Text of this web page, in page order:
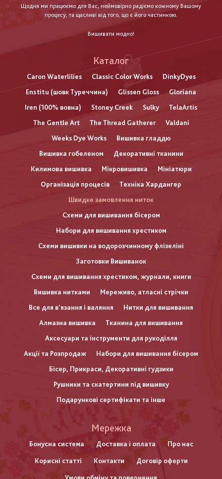
Щодня ми працюємо для Вас, неймовірно радіємо кожному Вашому
процесу, та щасливі від того, що є його частинкою.
Вишивати модно!
Каталог
Caron Waterlilies Classic Color Works
DinkyDyes
Enstitu (шовк Туреччина)
Glissen Gloss
Gloriana
Iren (100% вовна)
Stoney Creek Sulky
TelaArtis
The Gentle Art
The Thread Gatherer
Valdani
Weeks Dye Works
Вишивка гладдю
Вишивка гобеленом
Декоративні тканини
Килимова вишивка
Мікровишивка
Мініатюри
Організація процесів
Техніка Хардангер
Швидке замовлення ниток
Схеми для вишивання бісером
Набори для вишивання хрестиком
Схеми вишивки на водорозчинному флізеліні
Заготовки Вишиванок
Схеми для вишивання хрестиком, журнали, книги
Вишивка нитками
Мереживо, атласні стрічки
Все для в'язання і валяння
Нитки для вишивання
Алмазна вишивка
Тканина для вишивання
Аксесуари та інструменти для рукоділля
Акції та Розпродаж
Набори для вишивання бісером
Бісер, Прикраси, Декоративні гудзики
Рушники та скатертини під вишивку
Подарункові сертифікати та інше
нижнього
колонтитулу
Мережка
Бонусна система Доставка і оплата Про нас
Корисні статті Контакти Договір оферти